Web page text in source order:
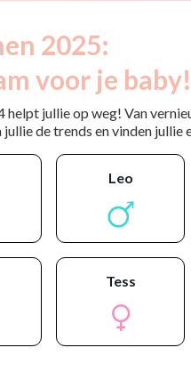
2025:
voor je baby!
helpt jullie op weg! Van
de trends en vinden jullie
leo
tess